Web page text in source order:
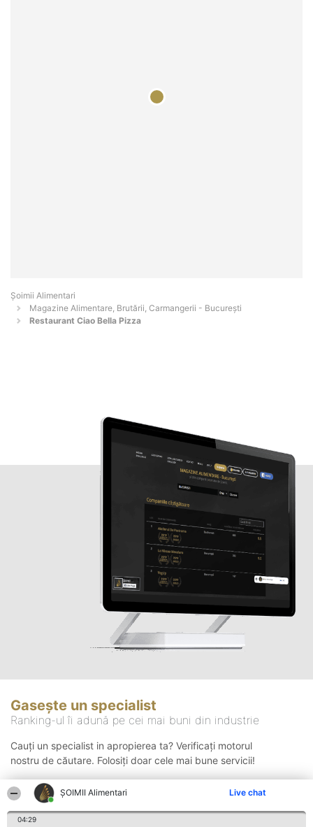
ŞOIMII Alimentari Live chat
04:29
Şoimii Alimentari
Magazine Alimentare, Brutării, Carmangerii - Bucureşti
Restaurant Ciao Bella Pizza
Gasește un specialist
Ranking-ul îi adună pe cei mai buni din industrie
Cauți un specialist in apropierea ta? Verificați motorul
nostru de căutare. Folosiți doar cele mai bune servicii!